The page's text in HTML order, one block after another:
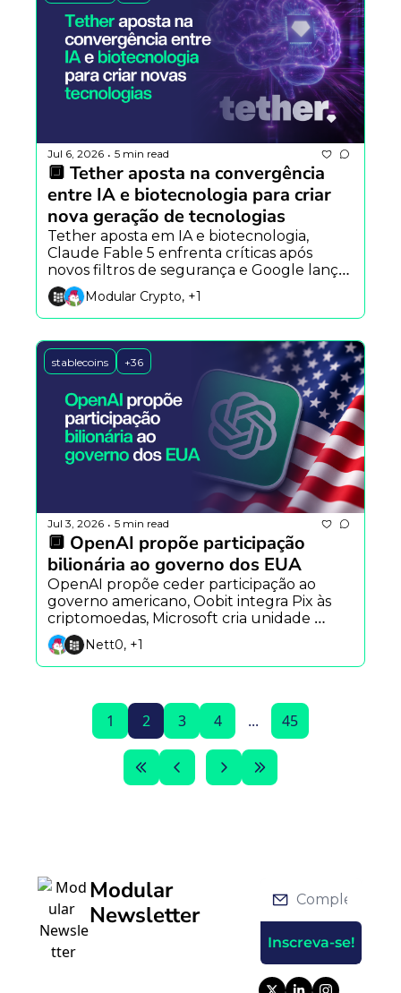
Jul 6, 2026 • 5 min read
🔲 Tether aposta na convergência
entre IA e biotecnologia para criar
nova geração de tecnologias
Tether aposta em IA e biotecnologia,
Claude Fable 5 enfrenta críticas após
novos filtros de segurança e Google lança
campanha que reimagina a Declaração da
Independência com ajuda do Gemini.
Modular Crypto, +1
stablecoins +36
Jul 3, 2026 • 5 min read
🔲 OpenAI propõe participação
bilionária ao governo dos EUA
OpenAI propõe ceder participação ao
governo americano, Oobit integra Pix às
criptomoedas, Microsoft cria unidade
bilionária para implementar IA e Securitize
tokeniza suas próprias ações após IPO.
Nett0, +1
1 2 3 4 ... 45
Modular
Newsletter
Inscreva-se!